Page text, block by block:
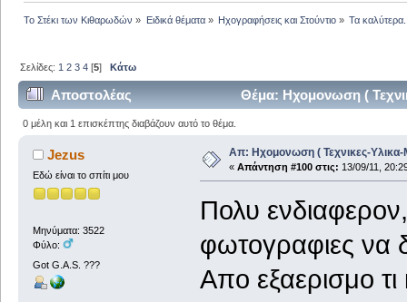
Το Στέκι των Κιθαρωδών » Ειδικά θέματα» Ηχογραφήσεις και Στούντιο» Τα
Σελίδες: 1 2 3 4 [5]Κάτω
Αποστολέας Θέμα: Ηχομονωση (
0 μέλη και 1 επισκέπτης διαβάζουν αυτό το θέμα.
Jezus
Εδώ είναι το σπίτι μου
Μηνύματα: 3522
Φύλο:
Got G.A.S. ???
Απ: Ηχομονωση ( Τεχνικες-Υλικα-
« Απάντηση #100 στις: 13/09/11,
Πολυ
φωτογραφιες να
Απο εξαερισμο τι